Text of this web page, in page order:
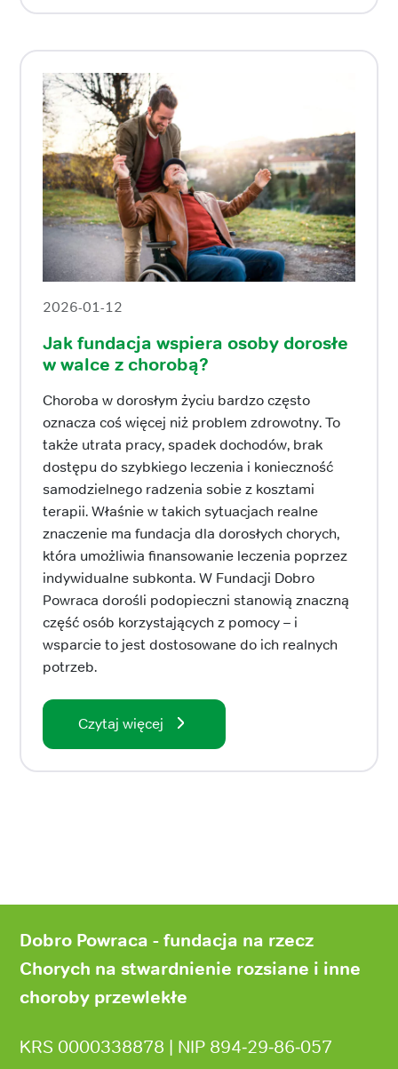
2026-01-12
Jak fundacja wspiera osoby dorosłe
w walce z chorobą?
Choroba w dorosłym życiu bardzo często
oznacza coś więcej niż problem zdrowotny. To
także utrata pracy, spadek dochodów, brak
dostępu do szybkiego leczenia i konieczność
samodzielnego radzenia sobie z kosztami
terapii. Właśnie w takich sytuacjach realne
znaczenie ma fundacja dla dorosłych chorych,
która umożliwia finansowanie leczenia poprzez
indywidualne subkonta. W Fundacji Dobro
Powraca dorośli podopieczni stanowią znaczną
część osób korzystających z pomocy – i
wsparcie to jest dostosowane do ich realnych
potrzeb.
Czytaj więcej
stronyDobro Powraca - fundacja na rzecz
Chorych na stwardnienie rozsiane i inne
choroby przewlekłe
KRS 0000338878 | NIP 894‑29‑86‑057